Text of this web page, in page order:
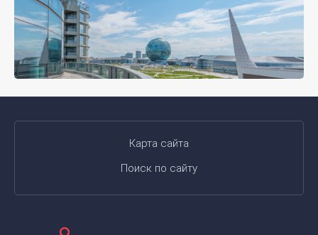
Карта сайта
Поиск по сайту